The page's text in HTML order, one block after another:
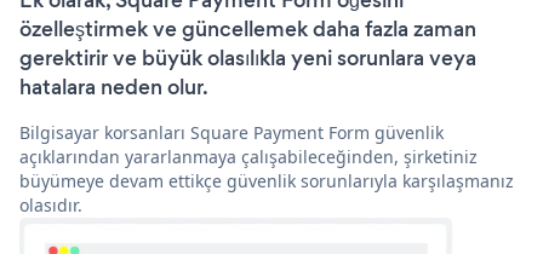
özelleştirmek ve güncellemek daha fazla zaman
gerektirir ve büyük olasılıkla yeni sorunlara veya
hatalara neden olur.
Bilgisayar korsanları Square Payment Form güvenlik
açıklarından yararlanmaya çalışabileceğinden, şirketiniz
büyümeye devam ettikçe güvenlik sorunlarıyla karşılaşmanız
olasıdır.